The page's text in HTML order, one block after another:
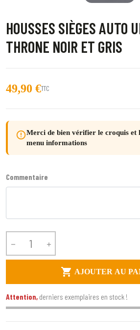
HOUSSES SIÈGES AUTO
THRONE NOIR ET GRIS
49,90 €TTC
error_outlineMerci de bien vérifier le croquis et
menu informations
Commentaire
 
 AJOUTER AU
Attention, derniers exemplaires en stock !